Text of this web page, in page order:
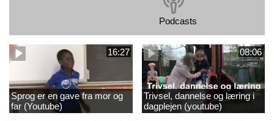
Podcasts
16:27
Sprog er en gave fra mor og
far (Youtube)
08:06
Trivsel, dannelse og læring i
dagplejen (youtube)